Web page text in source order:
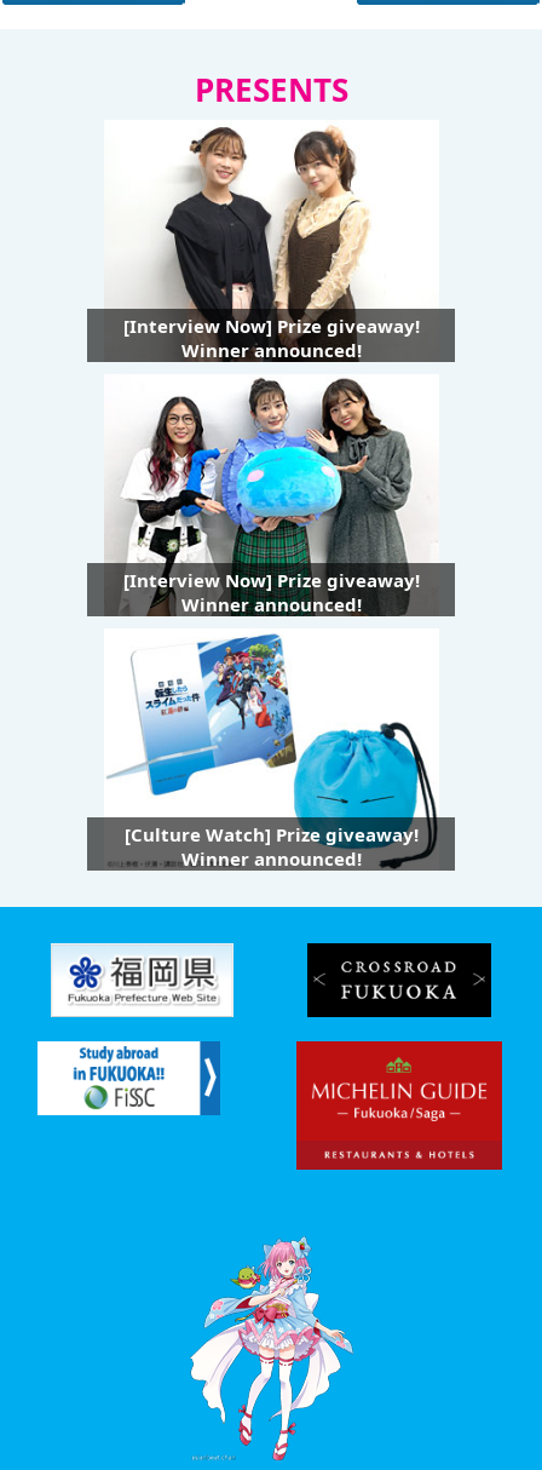
PRESENTS
[Interview Now] Prize giveaway!
Winner announced!
[Interview Now] Prize giveaway!
Winner announced!
[Culture Watch] Prize giveaway!
Winner announced!